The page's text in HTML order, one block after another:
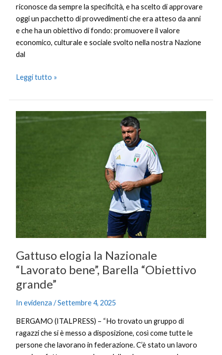
riconosce da sempre la specificità, e ha scelto di approvare
oggi un pacchetto di provvedimenti che era atteso da anni
e che ha un obiettivo di fondo: promuovere il valore
economico, culturale e sociale svolto nella nostra Nazione
dal
Leggi tutto »
Gattuso elogia la Nazionale
“Lavorato bene”, Barella “Obiettivo
grande”
In evidenza /Settembre 4, 2025
BERGAMO (ITALPRESS) – “Ho trovato un gruppo di
ragazzi che si è messo a disposizione, così come tutte le
persone che lavorano in federazione. C’è stato un lavoro
Gattuso